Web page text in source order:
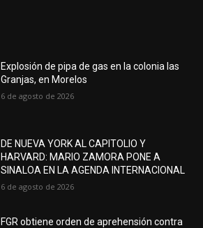
Explosión de pipa de gas en la colonia las
Granjas, en Morelos
6 de agosto de 2026
DE NUEVA YORK AL CAPITOLIO Y
HARVARD: MARIO ZAMORA PONE A
SINALOA EN LA AGENDA INTERNACIONAL
6 de agosto de 2026
FGR obtiene orden de aprehensión contra